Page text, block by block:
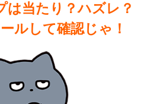
は当たり？ハズレ？
ルして確認じゃ！